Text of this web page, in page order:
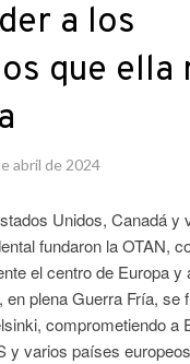
a los
que ella
abril de 2024
Unidos, Canadá y
fundaron la OTAN,
el centro de Europa y
en plena Guerra Fría, se
comprometiendo a
y varios países